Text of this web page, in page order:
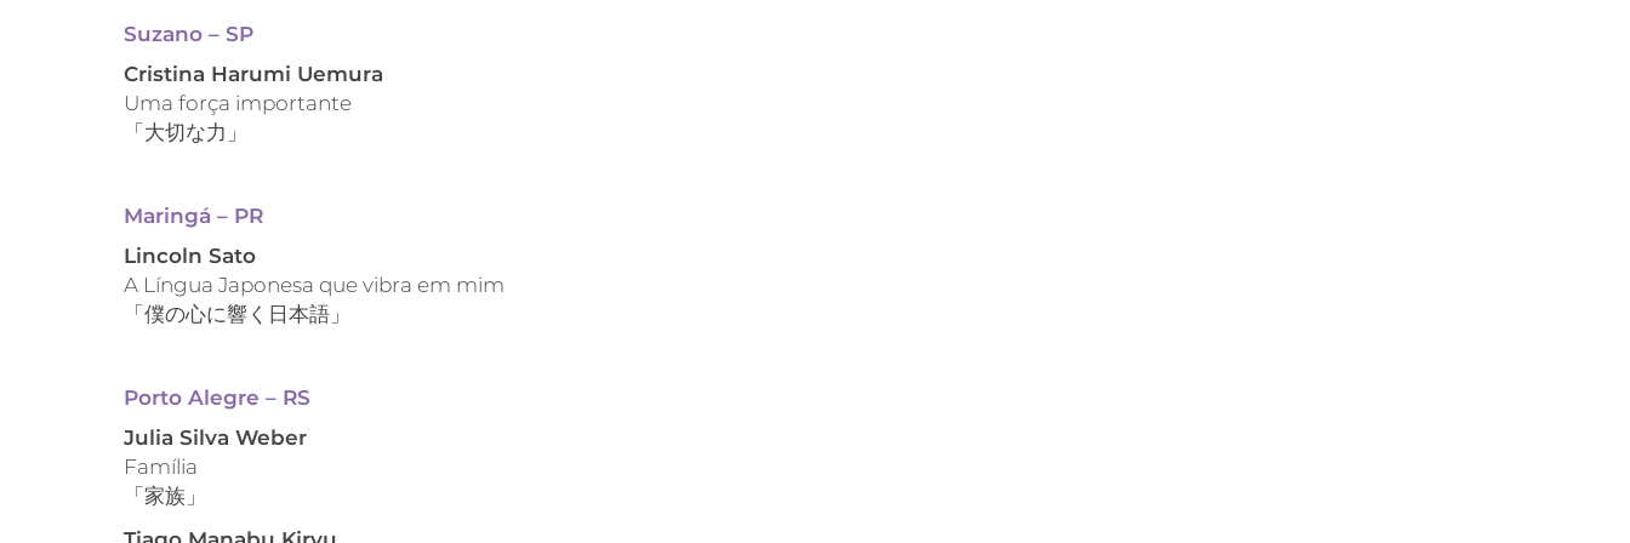
Suzano – SP
Cristina Harumi Uemura
Uma força importante
「大切な力」
Maringá – PR
Lincoln Sato
A Língua Japonesa que vibra em mim
「僕の心に響く日本語」
Porto Alegre – RS
Julia Silva Weber
Família
「家族」